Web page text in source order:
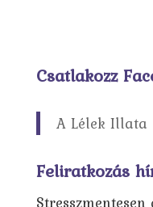
Csatlakozz
A Lélek Illata
Feliratkozás